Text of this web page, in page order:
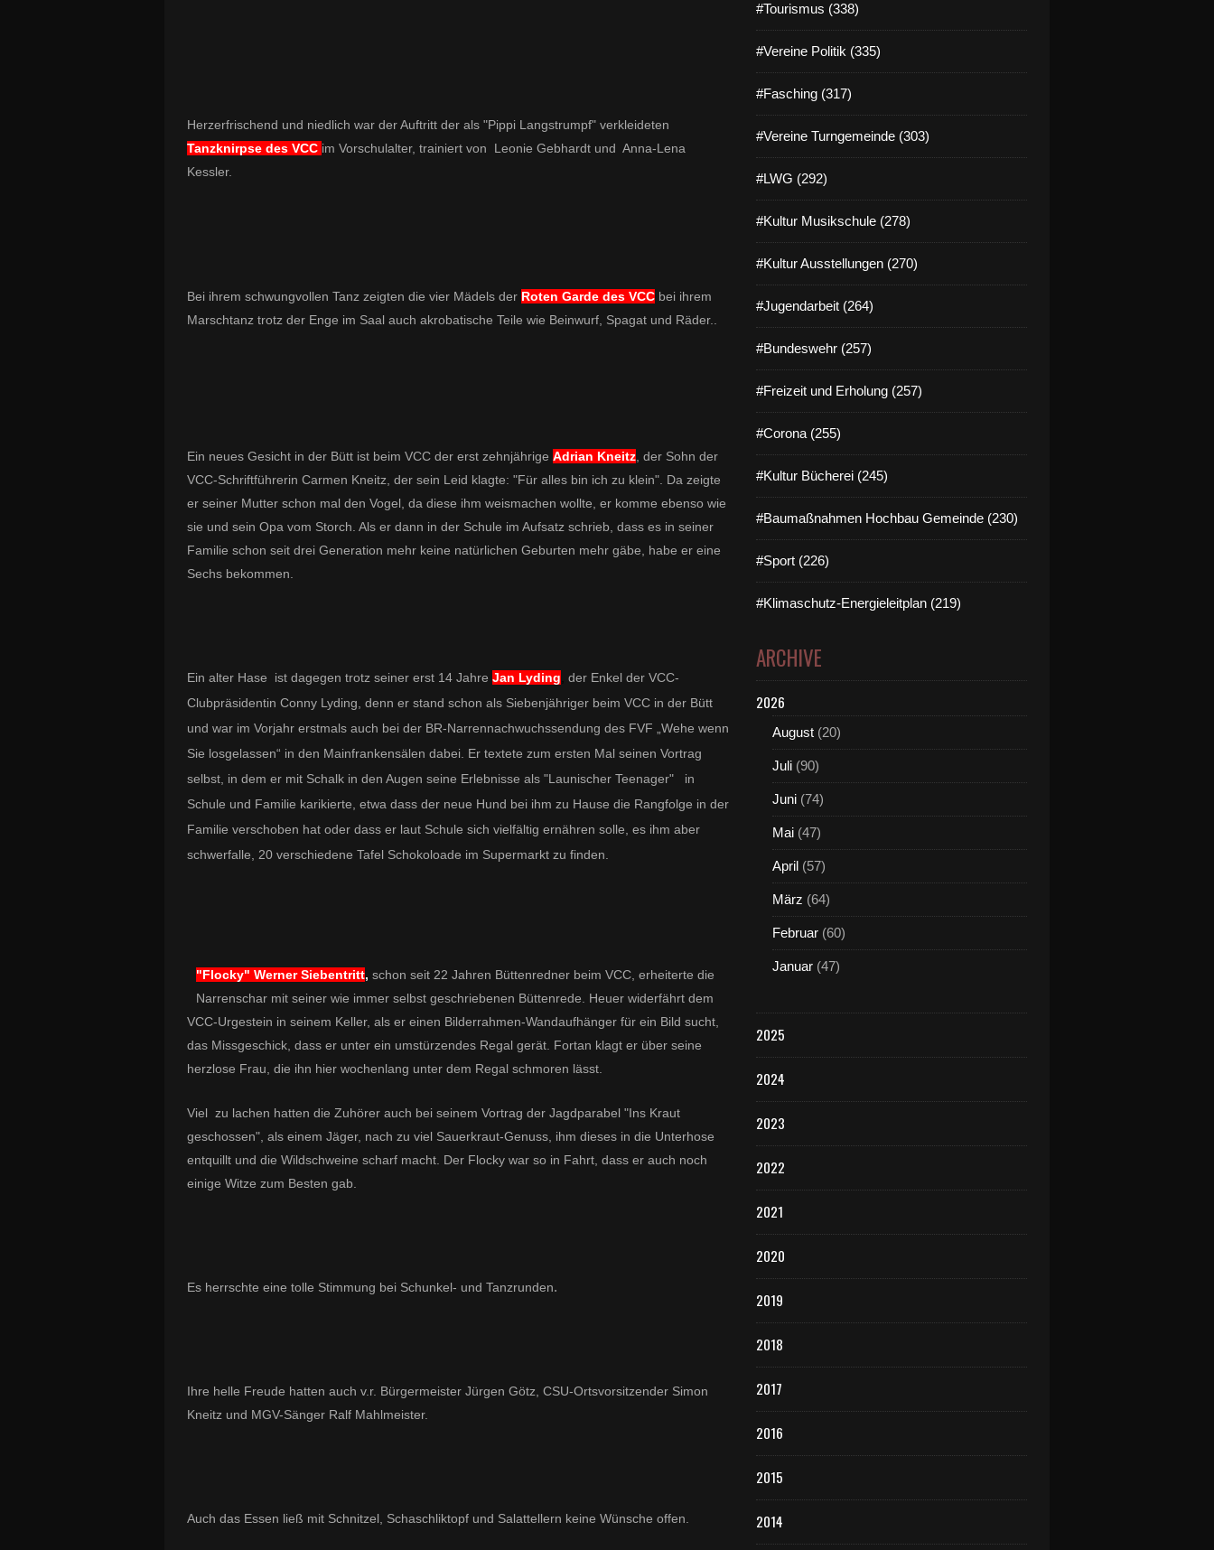
Herzerfrischend und niedlich war der Auftritt der als "Pippi Langstrumpf" verkleideten
Tanzknirpse des VCC im Vorschulalter, trainiert von
Leonie Gebhardt und Anna-Lena
Kessler.
Bei ihrem schwungvollen Tanz zeigten die vier Mädels der Roten Garde des VCC bei ihrem
Marschtanz trotz der Enge im Saal auch akrobatische Teile wie Beinwurf, Spagat und Räder..
Ein neues Gesicht in der Bütt ist beim VCC der erst zehnjährige Adrian Kneitz , der Sohn der
VCC-Schriftführerin Carmen Kneitz, der sein Leid klagte: "Für alles bin ich zu klein". Da zeigte
er seiner Mutter schon mal den Vogel, da diese ihm weismachen wollte, er komme ebenso wie
sie und sein Opa vom Storch. Als er dann in der Schule im Aufsatz schrieb, dass es in seiner
Familie schon seit drei Generation mehr keine natürlichen Geburten mehr gäbe, habe er eine
Sechs bekommen.
Ein alter Hase ist dagegen trotz seiner erst 14 Jahre Jan Lyding der Enkel der VCC-
Clubpräsidentin Conny Lyding, denn er stand schon als Siebenjähriger beim VCC in der Bütt
und war im Vorjahr erstmals auch bei der BR-Narrennachwuchssendung des FVF „Wehe wenn
Sie losgelassen“ in den Mainfrankensälen dabei. Er textete zum ersten Mal seinen Vortrag
selbst, in dem er mit Schalk in den Augen seine Erlebnisse als "Launischer Teenager" in
Schule und Familie karikierte, etwa dass der neue Hund bei ihm zu Hause die Rangfolge in der
Familie verschoben hat oder dass er laut Schule sich vielfältig ernähren solle, es ihm aber
schwerfalle, 20 verschiedene Tafel Schokoloade im Supermarkt zu finden.
"Flocky" Werner Siebentritt, schon seit 22 Jahren Büttenredner beim VCC, erheiterte die
Narrenschar mit seiner wie immer selbst geschriebenen Büttenrede. Heuer widerfährt dem
VCC-Urgestein in seinem Keller, als er einen Bilderrahmen-Wandaufhänger für ein Bild sucht,
das Missgeschick, dass er unter ein umstürzendes Regal gerät. Fortan klagt er über seine
herzlose Frau, die ihn hier wochenlang unter dem Regal schmoren lässt.
Viel zu lachen hatten die Zuhörer auch bei seinem Vortrag der Jagdparabel "Ins Kraut
geschossen", als einem Jäger, nach zu viel Sauerkraut-Genuss, ihm dieses in die Unterhose
entquillt und die Wildschweine scharf macht. Der Flocky war so in Fahrt, dass er auch noch
einige Witze zum Besten gab.
Es herrschte eine tolle Stimmung bei Schunkel- und Tanzrunden.
Ihre helle Freude hatten auch v.r. Bürgermeister Jürgen Götz, CSU-Ortsvorsitzender Simon
Kneitz und MGV-Sänger Ralf Mahlmeister.
Auch das Essen ließ mit Schnitzel, Schaschliktopf und Salattellern keine Wünsche offen.
#Tourismus (338)
#Vereine Politik (335)
#Fasching (317)
#Vereine Turngemeinde (303)
#LWG (292)
#Kultur Musikschule (278)
#Kultur Ausstellungen (270)
#Jugendarbeit (264)
#Bundeswehr (257)
#Freizeit und Erholung (257)
#Corona (255)
#Kultur Bücherei (245)
#Baumaßnahmen Hochbau Gemeinde (230)
#Sport (226)
#Klimaschutz-Energieleitplan (219)
ARCHIVE
2026
August (20)
Juli (90)
Juni (74)
Mai (47)
April (57)
März (64)
Februar (60)
Januar (47)
2025
2024
2023
2022
2021
2020
2019
2018
2017
2016
2015
2014